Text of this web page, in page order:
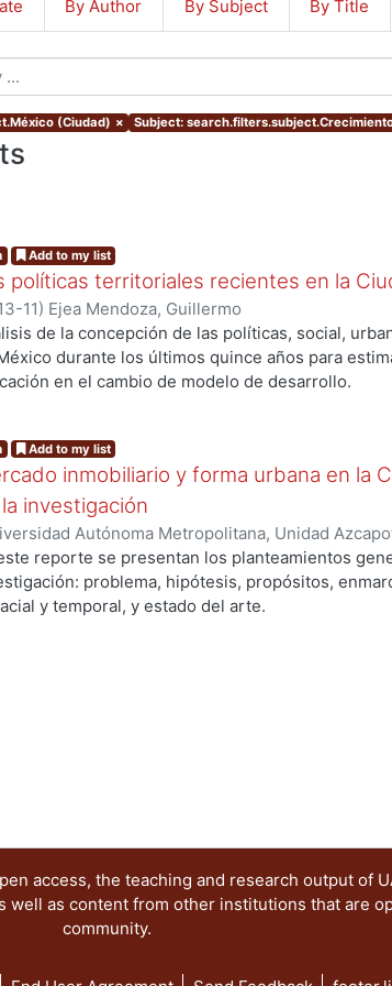
By Author By Subject By Title
(Ciudad) × Subject:
Add to my list
políticas territoriales recientes en la
11) Ejea Mendoza, Guillermo
de la concepción de las políticas, social,
durante los últimos quince años para
en el cambio de modelo de desarrollo.
sobre el enmarque de la política de desarrollo
sobre la concepción y aplicación de la
sobre los desafíos. PALABRAS CLAVE:
Capital en movimiento.
Add to my list
inmobiliario y forma urbana en la
investigación
Autónoma Metropolitana, Unidad
y Humanidades, Departamento de Economía
reporte se presentan los planteamientos
problema, hipótesis, propósitos,
y temporal, y estado del arte.
access, the teaching and research output of
as content from other institutions that are
community.